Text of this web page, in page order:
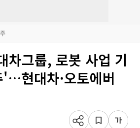
차그룹, 로봇 사업 기
현대차·오토에버